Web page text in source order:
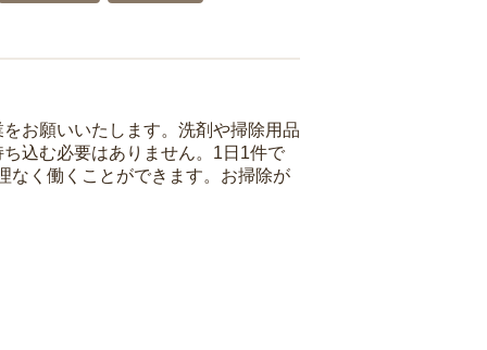
お願いいたします。洗剤や掃除用品
込む必要はありません。1日1件で
なく働くことができます。お掃除が